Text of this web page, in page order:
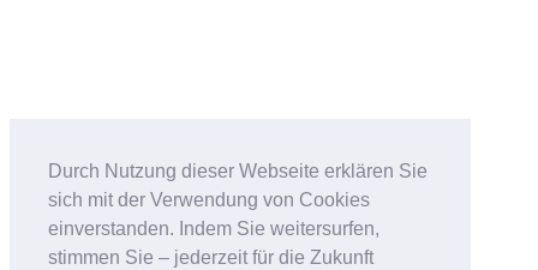
Durch Nutzung dieser Webseite erklären Sie
sich mit der Verwendung von Cookies
einverstanden. Indem Sie weitersurfen,
stimmen Sie – jederzeit für die Zukunft